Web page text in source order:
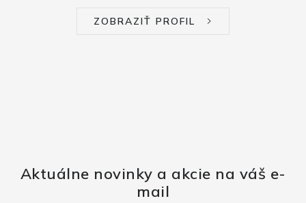
ZOBRAZIŤ PROFIL
Aktuálne novinky a akcie na váš e-
mail